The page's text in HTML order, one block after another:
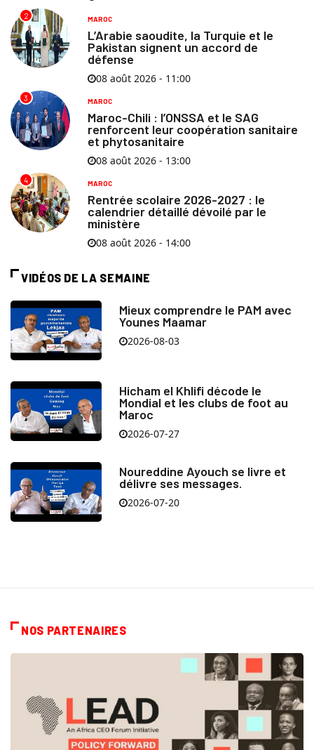
2 MAROC
L’Arabie saoudite, la Turquie et le
Pakistan signent un accord de
défense
08 août 2026 - 11:00
3 MAROC
Maroc-Chili : l’ONSSA et le SAG
renforcent leur coopération sanitaire
et phytosanitaire
08 août 2026 - 13:00
4 MAROC
Rentrée scolaire 2026-2027 : le
calendrier détaillé dévoilé par le
ministère
08 août 2026 - 14:00
VIDÉOS DE LA SEMAINE
Mieux comprendre le PAM avec
Younes Maamar
2026-08-03
Hicham el Khlifi décode le
Mondial et les clubs de foot au
Maroc
2026-07-27
Noureddine Ayouch se livre et
délivre ses messages.
2026-07-20
NOS PARTENAIRES